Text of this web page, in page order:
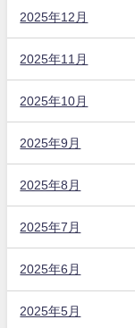
2025年12月
2025年11月
2025年10月
2025年9月
2025年8月
2025年7月
2025年6月
2025年5月